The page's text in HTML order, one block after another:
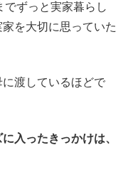
でずっと実家暮らし
を大切に思っていた
渡しているほどで
入ったきっかけは、